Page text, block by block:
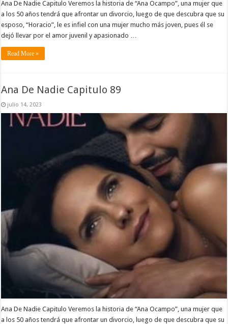
Ana De Nadie Capitulo Veremos la historia de “Ana Ocampo”, una mujer que
a los 50 años tendrá que afrontar un divorcio, luego de que descubra que su
esposo, “Horacio”, le es infiel con una mujer mucho más joven, pues él se
dejó llevar por el amor juvenil y apasionado …
Read More »
Ana De Nadie Capitulo 89
julio 14, 2023
Ana De Nadie Capitulo Veremos la historia de “Ana Ocampo”, una mujer que
a los 50 años tendrá que afrontar un divorcio, luego de que descubra que su